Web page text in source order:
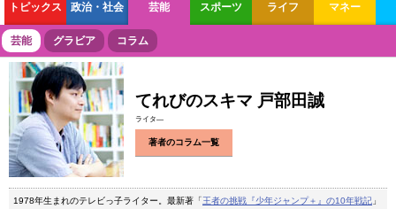
トピックス 政治・社会 芸能 スポーツ ライフ マネー
ボートレース 競輪 オートレース
芸能 グラビア コラム
てれびのスキマ 戸部田誠
ライタ―
著者のコラム一覧
1978年生まれのテレビっ子ライター。最新著「王者の挑戦『少年ジャンプ＋』の10年戦記 」